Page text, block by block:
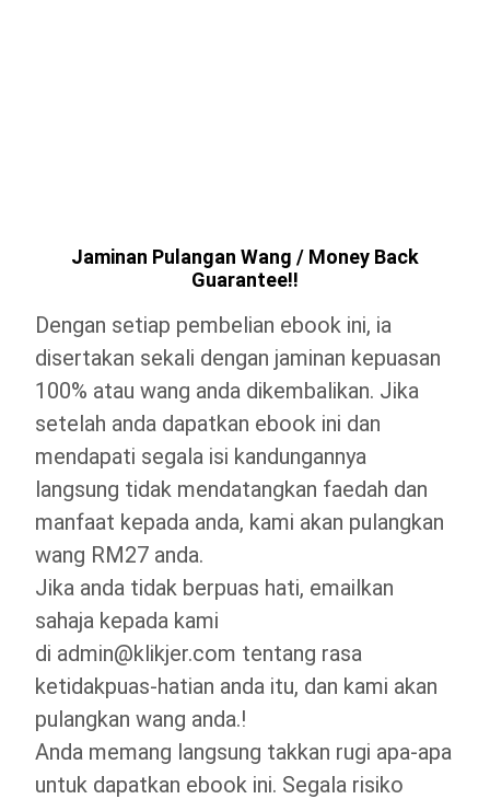
Jaminan Pulangan Wang / Money Back
Guarantee!!
Dengan setiap pembelian ebook ini, ia
disertakan sekali dengan jaminan kepuasan
100% atau wang anda dikembalikan. Jika
setelah anda dapatkan ebook ini dan
mendapati segala isi kandungannya
langsung tidak mendatangkan faedah dan
manfaat kepada anda, kami akan pulangkan
wang RM27 anda.
Jika anda tidak berpuas hati, emailkan
sahaja kepada kami
di admin@klikjer.com tentang rasa
ketidakpuas-hatian anda itu, dan kami akan
pulangkan wang anda.!
Anda memang langsung takkan rugi apa-apa
untuk dapatkan ebook ini. Segala risiko